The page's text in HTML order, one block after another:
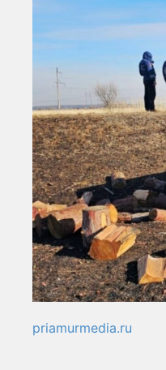
priamurmedia.ru